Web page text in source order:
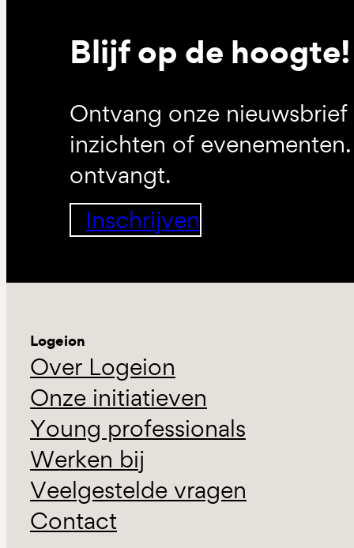
Blijf op de hoogte!
Ontvang onze
inzichten of
ontvangt.
Inschrijven
Logeion
Over Logeion
Onze initiatieven
Young professionals
Werken bij
Veelgestelde vragen
Contact